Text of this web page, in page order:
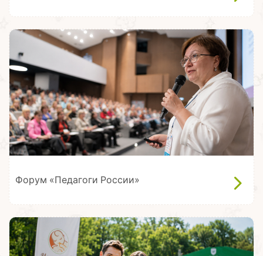
Форум «Педагоги России»